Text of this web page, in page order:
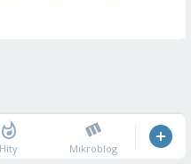
Hity Mikroblog